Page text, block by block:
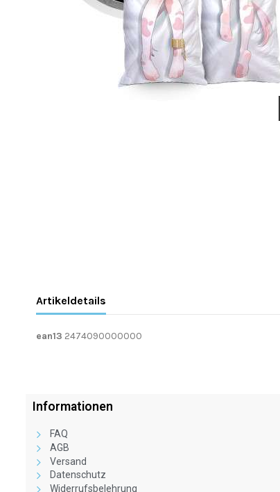
Artikeldetails
ean13 2474090000000
Informationen
FAQ
AGB
Versand
Datenschutz
Widerrufsbelehrung